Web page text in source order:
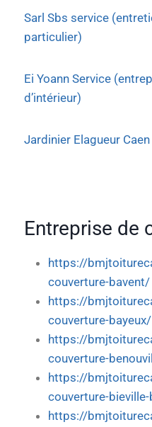
Sarl Sbs service
particulier)
Ei Yoann Service
d’intérieur)
Jardinier Elagueur Caen
Entreprise de
https://
couverture-bavent/
https://
couverture-bayeux/
https://
couverture-
https://
couverture-
https://